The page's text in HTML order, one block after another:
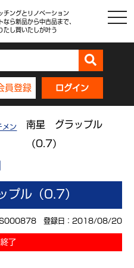
チングとリノベーション
なら新品から中古品まで、
たし買いたしが叶う
員登録 ログイン
メン
南星 グラップル
（0.7）
ル（0.7）
S000878 登録日：2018/08/20
了